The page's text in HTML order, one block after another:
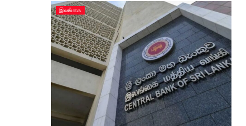
இலங்கை